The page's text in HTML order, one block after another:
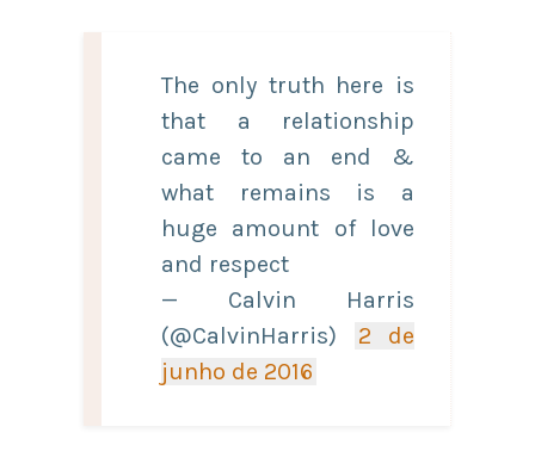
The only truth here is
that a relationship
came to an end &
what remains is a
huge amount of love
and respect
— Calvin Harris
(@CalvinHarris)
2 de
junho de 2016